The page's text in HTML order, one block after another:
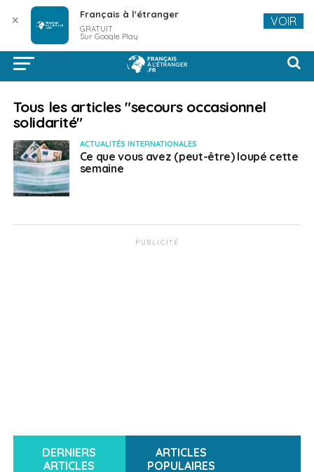
Tous les articles "secours occasionnel
solidarité"
ACTUALITÉS INTERNATIONALES
Ce que vous avez (peut-être) loupé cette
semaine
PUBLICITÉ
DERNIERS
ARTICLES
ARTICLES
POPULAIRES
✕ Français à l'étranger
GRATUIT
Sur Google Play
VOIR